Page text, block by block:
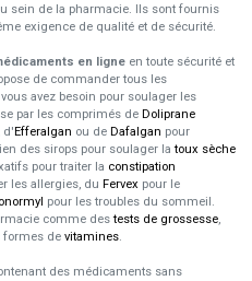
sein de la pharmacie. Ils sont fournis
exigence de qualité et de sécurité.
en ligne en toute sécurité et
de commander tous les
avez besoin pour soulager les
par les comprimés de Doliprane
d'Efferalgan ou de Dafalgan pour
des sirops pour soulager latoux sèche
pour traiter la constipation
les allergies, du Fervex pour le
pour les troubles du sommeil.
comme destests de grossesse,
formes de vitamines.
des médicaments sans